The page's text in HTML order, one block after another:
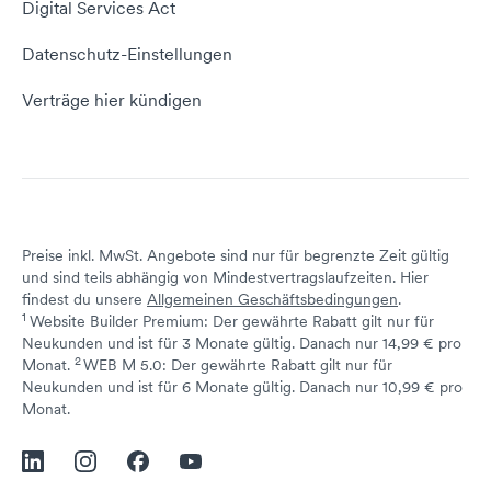
Server Hosting
Domain Reseller
Status dogado.de
Digital Services Act
Datenschutz-Einstellungen
Verträge hier kündigen
Preise inkl. MwSt. Angebote sind nur für begrenzte Zeit gültig
und sind teils abhängig von Mindestvertragslaufzeiten. Hier
findest du unsere Allgemeinen Geschäftsbedingungen.
1 Website Builder Premium: Der gewährte Rabatt gilt nur für
Neukunden und ist für 3 Monate gültig. Danach nur 14,99 € pro
Monat.↩ 1
2 WEB M 5.0: Der gewährte Rabatt gilt nur für
Neukunden und ist für 6 Monate gültig. Danach nur 10,99 € pro
Monat.↩ 1